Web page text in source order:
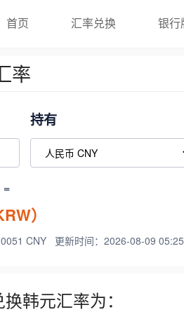
首页 汇率兑换 银行
率
持有
=
）
CNY 更新时间：2026-08-09
韩元汇率为：